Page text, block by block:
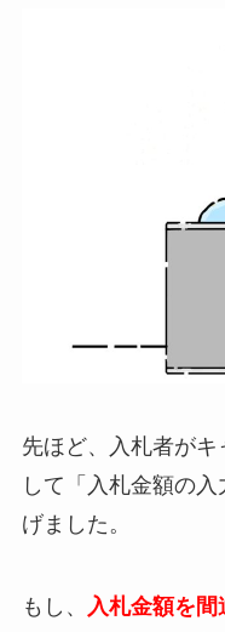
先ほど、入札者がキ
して「入札金額の
げました。
もし、
入札金額を